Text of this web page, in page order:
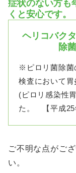
症状のない方も
くと安心です。
ヘリコバク
除
※ピロリ菌除菌
検査において
(ピロリ感染性
た。 【平成25
ご不明な点がご
い。